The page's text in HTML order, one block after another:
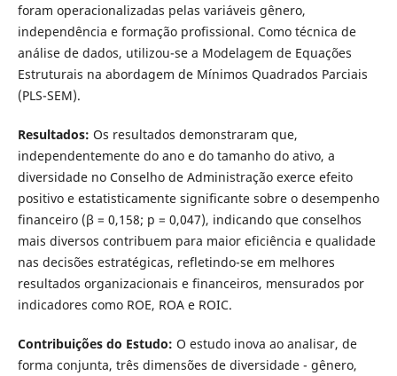
foram operacionalizadas pelas variáveis gênero,
independência e formação profissional. Como técnica de
análise de dados, utilizou-se a Modelagem de Equações
Estruturais na abordagem de Mínimos Quadrados Parciais
(PLS-SEM).
Resultados: Os resultados demonstraram que,
independentemente do ano e do tamanho do ativo, a
diversidade no Conselho de Administração exerce efeito
positivo e estatisticamente significante sobre o desempenho
financeiro (β = 0,158; p = 0,047), indicando que conselhos
mais diversos contribuem para maior eficiência e qualidade
nas decisões estratégicas, refletindo-se em melhores
resultados organizacionais e financeiros, mensurados por
indicadores como ROE, ROA e ROIC.
Contribuições do Estudo: O estudo inova ao analisar, de
forma conjunta, três dimensões de diversidade - gênero,